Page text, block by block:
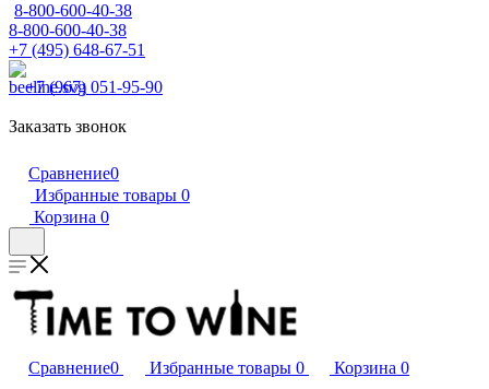
8-800-600-40-38
8-800-600-40-38
+7 (495) 648-67-51
+7 (967) 051-95-90
Заказать звонок
Сравнение0
Избранные товары 0
Корзина 0
Сравнение0 Избранные товары 0 Корзина 0